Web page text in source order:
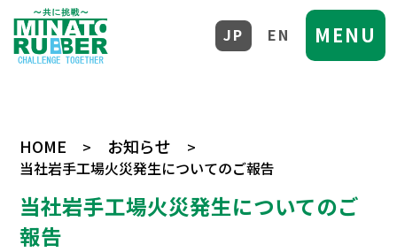
JP EN MENU
HOME > お知らせ
>
当社岩手工場火災発生についてのご報告
当社岩手工場火災発生についてのご
報告